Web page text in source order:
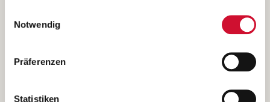
Wenn Sie auf „Cookies zulassen“ klicken, so stimmen
Sie der Speicherung sämtlicher Cookies zu. Sie können
Ihre Einwilligung selbstverständlich jederzeit widerrufen,
indem Sie die Cookie-Einstellungen aufrufen und diese
unsererDatenschutzerklärung
Notwendig
Präferenzen
Statistiken
Betreiber der Webseite
Kantstraße 45a
(Ein Tochterunternehmen des AWO Bezirksverbandes Unterfranken